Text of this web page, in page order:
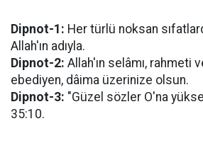
Dipnot-1: Her türlü noksan
Allah'ın adıyla.
Dipnot-2: Allah'ın selâmı, rahmeti
ebediyen, dâima üzerinize olsun.
Dipnot-3: "Güzel sözler O'na
35:10.